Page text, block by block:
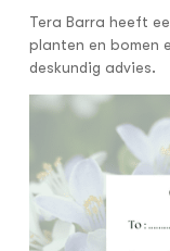
Tera Barra heeft
planten en bomen
deskundig advies.